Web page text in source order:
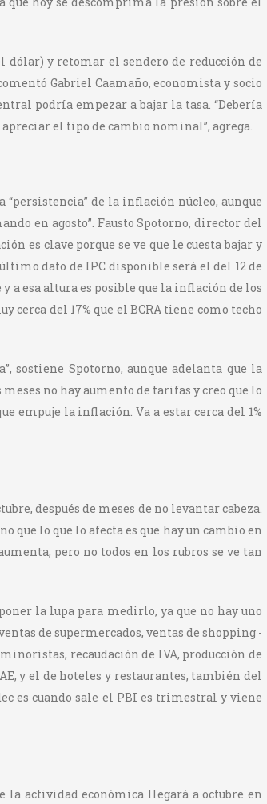
dólar) y retomar el sendero de reducción de
Gabriel Caamaño, economista y socio
podría empezar a bajar la tasa. “Debería
el tipo de cambio nominal”, agrega.
de la inflación núcleo, aunque
en agosto”. Fausto Spotorno, director del
es clave porque se ve que le cuesta bajar y
dato de IPC disponible será el del 12 de
a esa altura es posible que la inflación de los
cerca del 17% que el BCRA tiene como techo
sostiene Spotorno, aunque adelanta que la
no hay aumento de tarifas y creo que lo
empuje la inflación. Va a estar cerca del 1%
después de meses de no levantar cabeza.
que lo que lo afecta es que hay un cambio en
pero no todos en los rubros se ve tan
la lupa para medirlo, ya que no hay uno
de supermercados, ventas de shopping -
recaudación de IVA, producción de
y el de hoteles y restaurantes, también del
es cuando sale el PBI es trimestral y viene
la actividad económica llegará a octubre en